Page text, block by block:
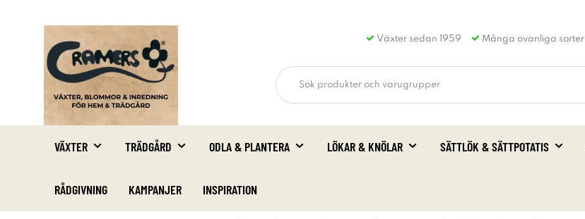
Växter sedan 1959 Många ovanliga sorter
VÄXTER TRÄDGÅRD ODLA & PLANTERA LÖKAR & KNÖLAR SÄTTLÖK & SÄTTPOTATIS
RÅDGIVNING KAMPANJER INSPIRATION